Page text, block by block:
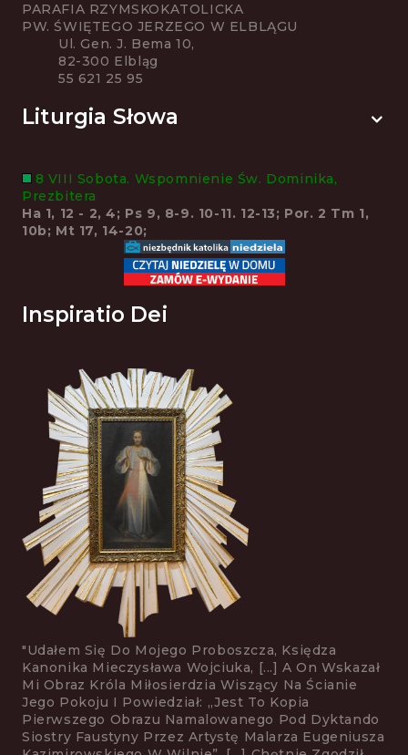
PARAFIA RZYMSKOKATOLICKA
PW. ŚWIĘTEGO JERZEGO W ELBLĄGU
Ul. Gen. J. Bema 10,
82-300 Elbląg
55 621 25 95
Liturgia Słowa
8 VIII Sobota. Wspomnienie Św. Dominika,
Prezbitera
Ha 1, 12 - 2, 4; Ps 9, 8-9. 10-11. 12-13; Por. 2 Tm 1,
10b; Mt 17, 14-20;
Inspiratio Dei
"Udałem Się Do Mojego Proboszcza, Księdza
Kanonika Mieczysława Wojciuka, [...] A On Wskazał
Mi Obraz Króla Mi­łosierdzia Wiszący Na Ścianie
Jego Pokoju I Powiedział: „jest To Kopia
Pierwszego Obrazu Namalowanego Pod Dyktando
Siostry Faustyny Przez Artystę Malarza Eugeniusza